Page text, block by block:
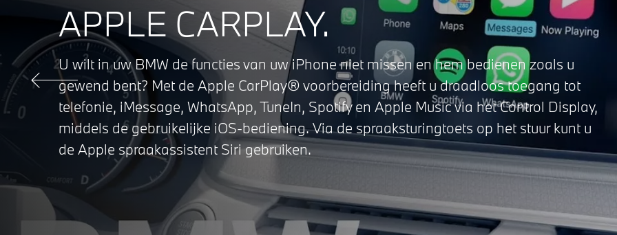
APPLE CARPLAY.
U wilt in uw BMW de functies van uw iPhone niet missen en hem bedienen zoals u
gewend bent? Met de Apple CarPlay® voorbereiding heeft u draadloos toegang tot
telefonie, iMessage, WhatsApp, TuneIn, Spotify en Apple Music via het Control Display,
middels de gebruikelijke iOS-bediening. Via de spraaksturingtoets op het stuur kunt u
de Apple spraakassistent Siri gebruiken.